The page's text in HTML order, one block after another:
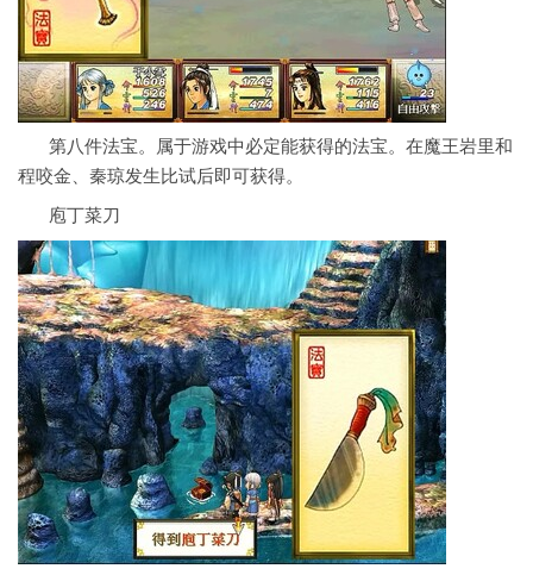
第八件法宝。属于游戏中必定能获得的法宝。在魔王岩里和
程咬金、秦琼发生比试后即可获得。
庖丁菜刀